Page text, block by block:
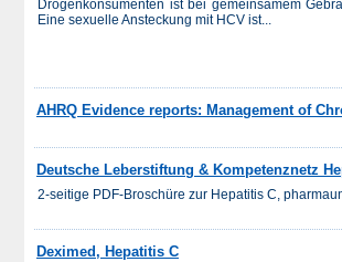
Drogenkonsumenten ist bei gemeinsamem
Eine sexuelle Ansteckung mit HCV ist...
AHRQ Evidence reports: Management of
Deutsche Leberstiftung & Kompetenznetz
2-seitige PDF-Broschüre zur Hepatitis C,
Deximed, Hepatitis C